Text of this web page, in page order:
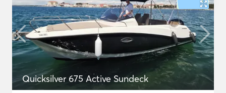
Quicksilver 675 Active Sundeck